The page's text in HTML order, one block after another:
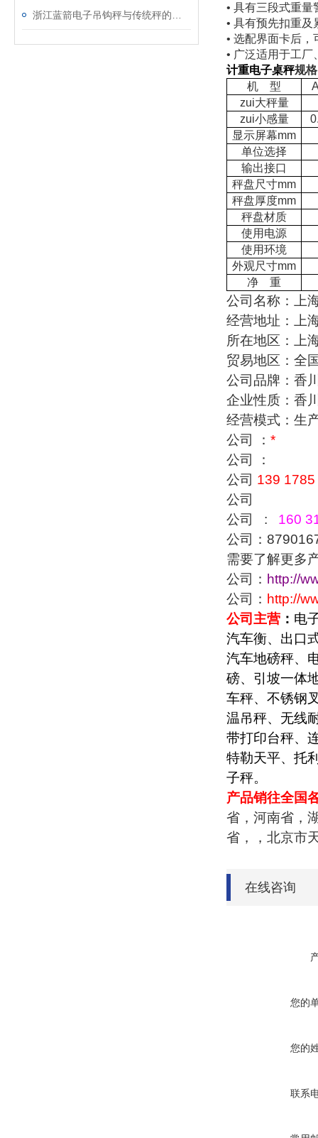
• 具有三段式重量
• 具有预先扣重及
• 选配界面卡后，
• 广泛适用于工厂
计重电子桌秤规格
机 型
zui大秤量
zui小感量
显示屏幕mm
单位选择
输出接口
秤盘尺寸mm
秤盘厚度mm
秤盘材质
使用电源
使用环境
外观尺寸mm
净 重
公司名称：上
经营地址：上
所在地区：上
贸易地区：全
公司品牌：香
企业性质：香
经营模式：生
公司 ： *
公司 ：
公司 139
公司
公司 : 160
公司：
需要了解更多
公司： http://
公司： http://
公司主营 ： 电
汽车衡、出口
汽车地磅秤、
磅、引坡一体
车秤、不锈钢
温吊秤、无线
带打印台秤、
特勒天平、托
子秤。
产品销往全国
省，河南省，
省，，北京市
在线咨询
您的
您的
联系